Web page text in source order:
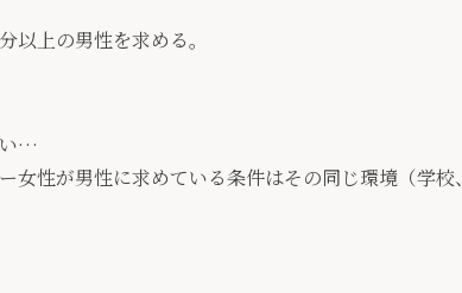
以上の男性を求める。
い…
性が男性に求めている条件はその同じ環境（学校、